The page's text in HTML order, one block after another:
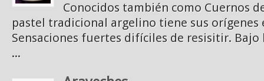
Conocidos también como Cuernos
pastel tradicional argelino tiene sus orígenes
Sensaciones fuertes difíciles de resisitir.
...